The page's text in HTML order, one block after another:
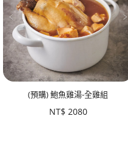
(預購) 鮑魚雞湯-全雞組
NT$ 2080